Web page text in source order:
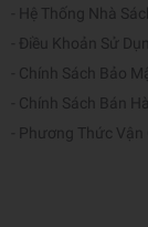
Hệ Thống Nhà
Điều Khoản Sử
Chính Sách Bảo
Chính Sách Bán
Phương Thức Vận